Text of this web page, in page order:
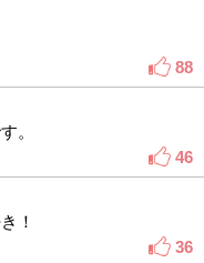
88
。
46
！
36